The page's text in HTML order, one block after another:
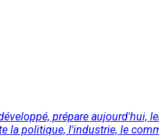
prépare aujourd'hui,
la politique, l'industrie, le